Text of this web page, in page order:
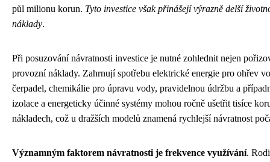
půl milionu korun. Tyto investice však přinášejí výrazně delší
náklady.
Při posuzování návratnosti investice je nutné zohlednit nejen
provozní náklady. Zahrnují spotřebu elektrické energie pro ohřev
čerpadel, chemikálie pro úpravu vody, pravidelnou údržbu a
izolace a energeticky účinné systémy mohou ročně ušetřit tisíce
nákladech, což u dražších modelů znamená rychlejší návratnost
Významným faktorem návratnosti je frekvence využívání.